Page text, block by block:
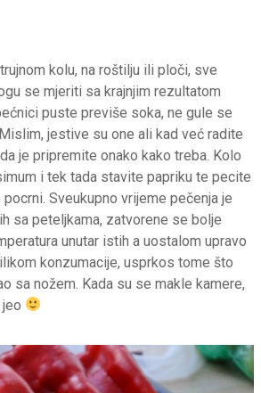
kolu, na roštilju ili ploči, sve
se mjeriti sa krajnjim rezultatom
puste previše soka, ne gule se
jestive su one ali kad već radite
je pripremite onako kako treba. Kolo
i tek tada stavite papriku te pecite
Sveukupno vrijeme pečenja je
sa peteljkama, zatvorene se bolje
unutar istih a uostalom upravo
konzumacije, usprkos tome što
sa nožem. Kada su se makle kamere,